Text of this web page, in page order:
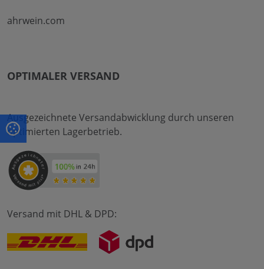
ahrwein.com
OPTIMALER VERSAND
Ausgezeichnete Versandabwicklung durch unseren
optimierten Lagerbetrieb.
Versand mit DHL & DPD: